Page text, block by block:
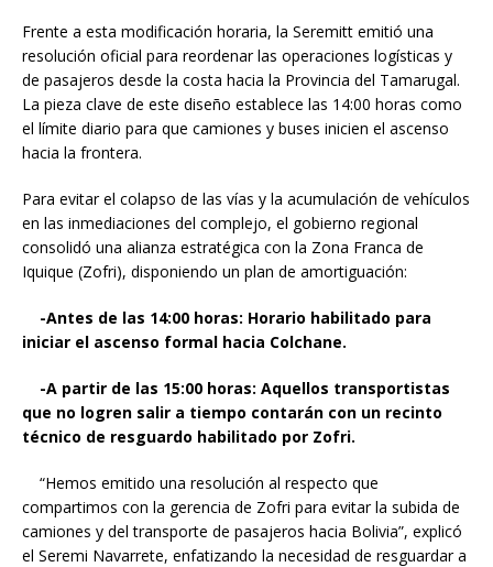
Frente a esta modificación horaria, la Seremitt emitió una
resolución oficial para reordenar las operaciones logísticas y
de pasajeros desde la costa hacia la Provincia del Tamarugal.
La pieza clave de este diseño establece las 14:00 horas como
el límite diario para que camiones y buses inicien el ascenso
hacia la frontera.
Para evitar el colapso de las vías y la acumulación de vehículos
en las inmediaciones del complejo, el gobierno regional
consolidó una alianza estratégica con la Zona Franca de
Iquique (Zofri), disponiendo un plan de amortiguación:
-Antes de las 14:00 horas: Horario habilitado para
iniciar el ascenso formal hacia Colchane.
-A partir de las 15:00 horas: Aquellos transportistas
que no logren salir a tiempo contarán con un recinto
técnico de resguardo habilitado por Zofri.
“Hemos emitido una resolución al respecto que
compartimos con la gerencia de Zofri para evitar la subida de
camiones y del transporte de pasajeros hacia Bolivia”, explicó
el Seremi Navarrete, enfatizando la necesidad de resguardar a